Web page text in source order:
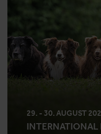
29. - 30. AUGUST